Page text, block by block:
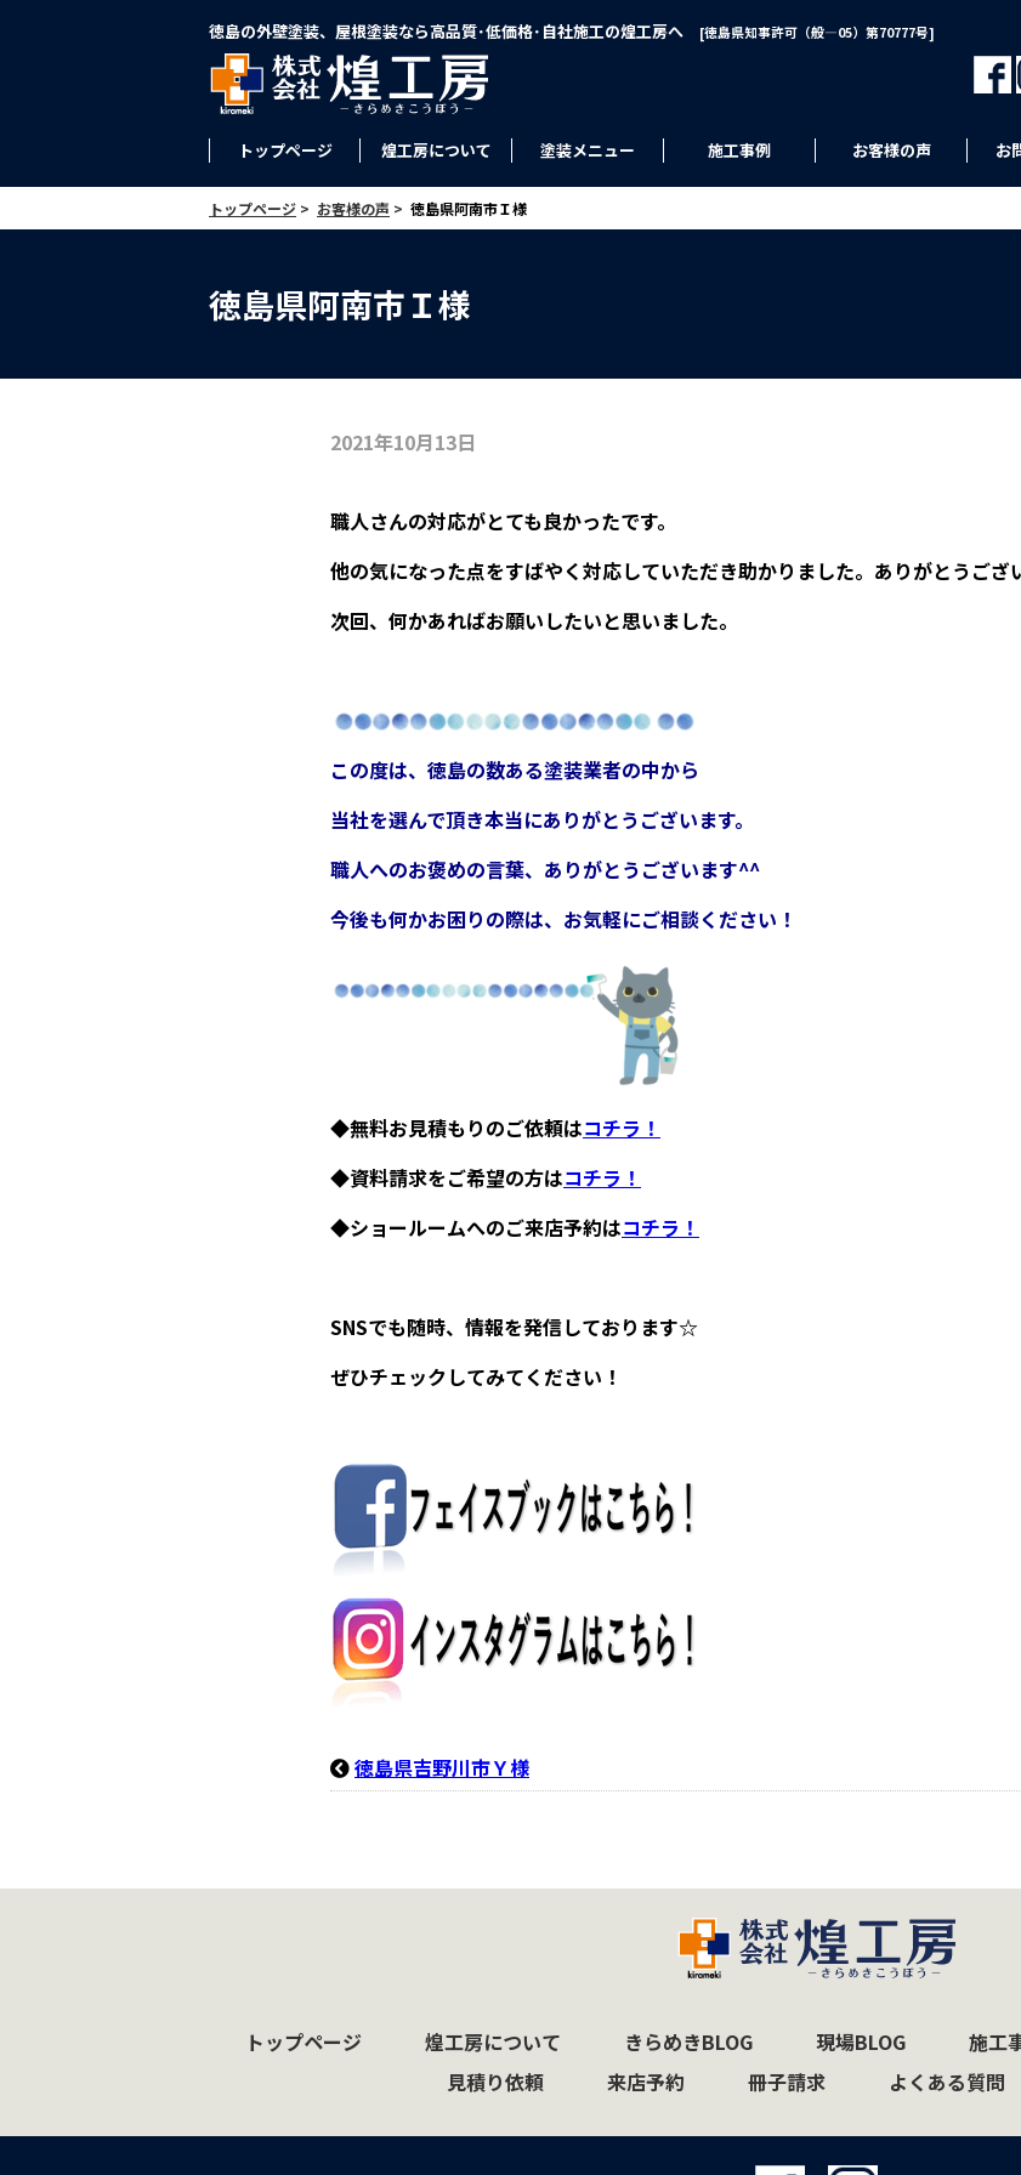
徳島の外壁塗装、屋根塗装なら高品質･低価格･自社施工の煌工房へ [徳島県知事許可（般―05）第70777号]
トップページ 煌工房について 塗装メニュー 施工事例 お客様の声 お
トップページ > お客様の声 > 徳島県阿南市Ｉ様
徳島県阿南市Ｉ様
2021年10月13日
職人さんの対応がとても良かったです。
他の気になった点をすばやく対応していただき助かりました。ありがとうござ
次回、何かあればお願いしたいと思いました。
この度は、徳島の数ある塗装業者の中から
当社を選んで頂き本当にありがとうございます。
職人へのお褒めの言葉、ありがとうございます^^
今後も何かお困りの際は、お気軽にご相談ください！
◆無料お見積もりのご依頼はコチラ！
◆資料請求をご希望の方はコチラ！
◆ショールームへのご来店予約はコチラ！
SNSでも随時、情報を発信しております☆
ぜひチェックしてみてください！
徳島県吉野川市Ｙ様
トップページ 煌工房について きらめきBLOG 現場BLOG 施工
見積り依頼
来店予約 冊子請求 よくある質問